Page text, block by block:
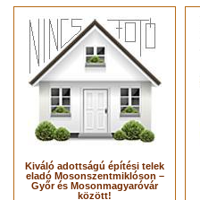
Kiváló adottságú építési telek
eladó Mosonszentmiklóson –
Győr és Mosonmagyaróvár
között!